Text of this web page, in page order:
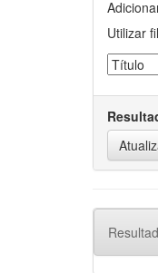
Utilizar